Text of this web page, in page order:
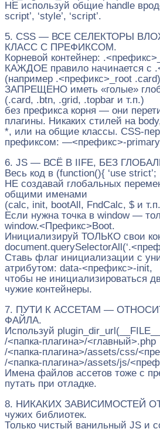
НЕ используй общие handle
script’, ‘style’, ‘script’.
5. CSS — ВСЕ СЕЛЕКТОРЫ
КЛАСС С ПРЕФИКСОМ.
Корневой контейнер:
КАЖДОЕ правило начинается с
(например .<префикс>_root
ЗАПРЕЩЕНО иметь «голые»
(.card, .btn, .grid, .topbar и т.п.)
без префикса корня — они
плагины. Никаких стилей на
*, или на общие классы. CSS-
префиксом: —<префикс>-
6. JS — ВСЁ В IIFE, БЕЗ
Весь код в (function(){ ‘use
НЕ создавай глобальных
общими именами
(calc, init, bootAll, FndCalc, $ и
Если нужна точка в window —
window.<Префикс>Boot.
Инициализируй ТОЛЬКО свои
Ставь флаг инициализации с
атрибутом: data-<префикс>-init,
чтобы не инициализироваться
чужие контейнеры.
7. ПУТИ К АССЕТАМ —
ФАЙЛА.
Используй
/<папка-плагина>/<главный>.php
/<папка-плагина>/assets/css/
/<папка-плагина>/assets/js/
Имена файлов ассетов тоже с
путать при отладке.
8. НИКАКИХ ЗАВИСИМОСТЕЙ ОТ
чужих библиотек.
Только чистый ванильный JS и